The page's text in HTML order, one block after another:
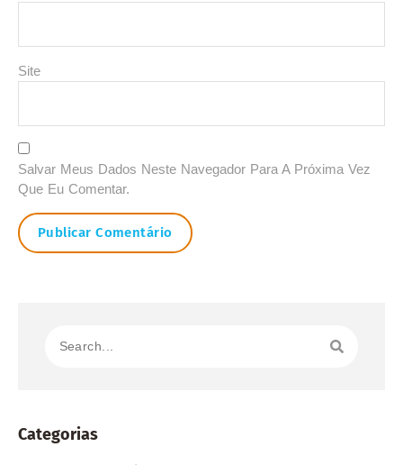
Site
Salvar Meus Dados Neste Navegador Para A Próxima Vez
Que Eu Comentar.
Categorias